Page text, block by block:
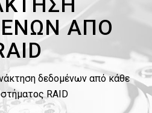
ΑΠΌ
δεδομένων από κάθε
RAID